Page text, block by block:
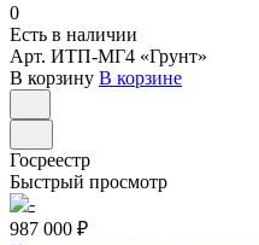
0
Есть в наличии
Арт. ИТП-МГ4 «Грунт»
В корзину В корзине
Госреестр
Быстрый просмотр
987 000 ₽